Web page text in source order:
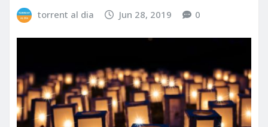
torrent al dia Jun 28, 2019 0